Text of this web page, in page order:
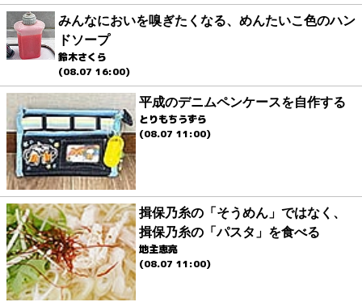
みんなにおいを嗅ぎたくなる、めんたいこ色のハン
ドソープ
鈴木さくら
(08.07 16:00)
平成のデニムペンケースを自作する
とりもちうずら
(08.07 11:00)
揖保乃糸の「そうめん」ではなく、
揖保乃糸の「パスタ」を食べる
地主恵亮
(08.07 11:00)